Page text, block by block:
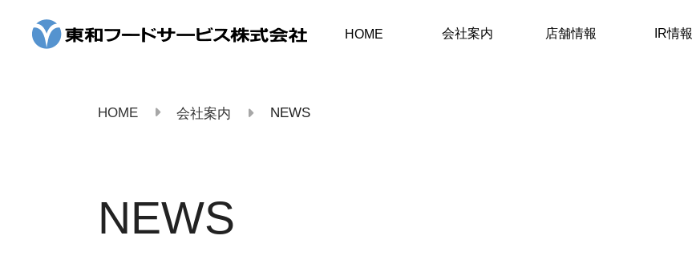
HOME 会社案内 店舗情報 IR情報
HOME 会社案内 NEWS
NEWS